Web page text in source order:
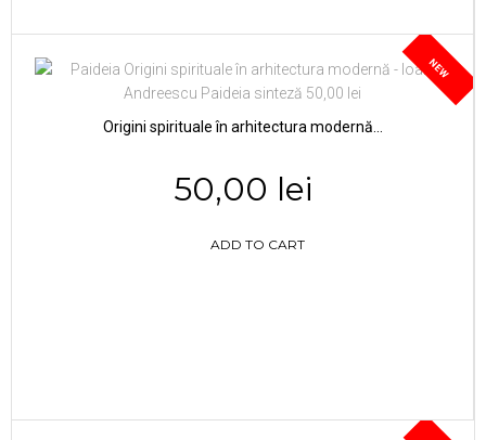
NEW
Origini spirituale în arhitectura modernă...
50,00 lei
ADD TO CART